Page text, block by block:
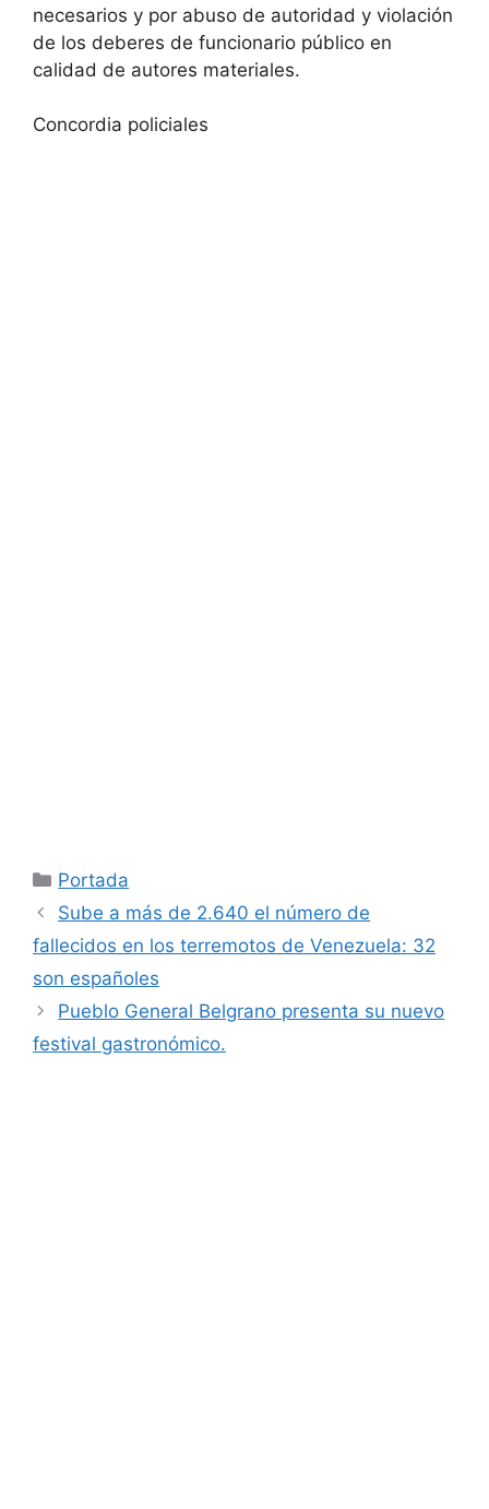
necesarios y por abuso de autoridad y violación
de los deberes de funcionario público en
calidad de autores materiales.
Concordia policiales
Categorías
Portada
Sube a más de 2.640 el número de
fallecidos en los terremotos de Venezuela: 32
son españoles
Pueblo General Belgrano presenta su nuevo
festival gastronómico.